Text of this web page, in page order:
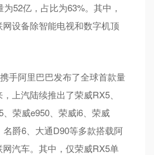
52亿，占比为63%。其中，
设备除智能电视和数字机顶
手阿里巴巴发布了全球首款量
上汽陆续推出了荣威RX5、
荣威e950、荣威i6、荣威
爵6、大通D90等多款搭载阿
汽车。其中，仅荣威RX5单